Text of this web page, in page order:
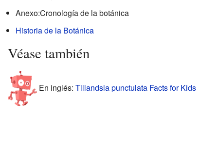
Anexo:Cronología de la botánica
Historia de la Botánica
Véase también
En inglés: Tillandsia punctulata Facts for Kids